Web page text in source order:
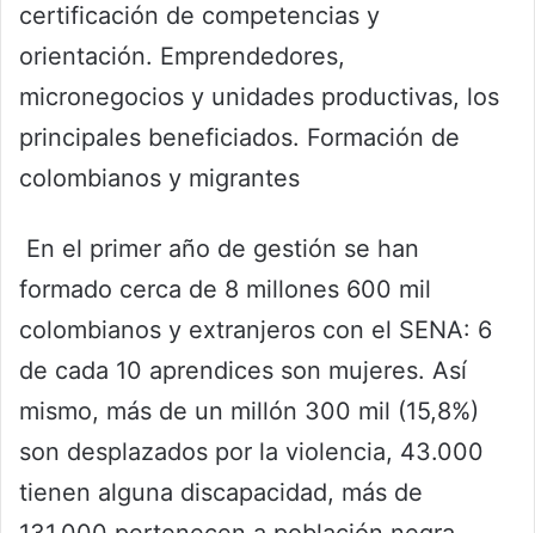
certificación de competencias y
orientación. Emprendedores,
micronegocios y unidades productivas, los
principales beneficiados. Formación de
colombianos y migrantes
En el primer año de gestión se han
formado cerca de 8 millones 600 mil
colombianos y extranjeros con el SENA: 6
de cada 10 aprendices son mujeres. Así
mismo, más de un millón 300 mil (15,8%)
son desplazados por la violencia, 43.000
tienen alguna discapacidad, más de